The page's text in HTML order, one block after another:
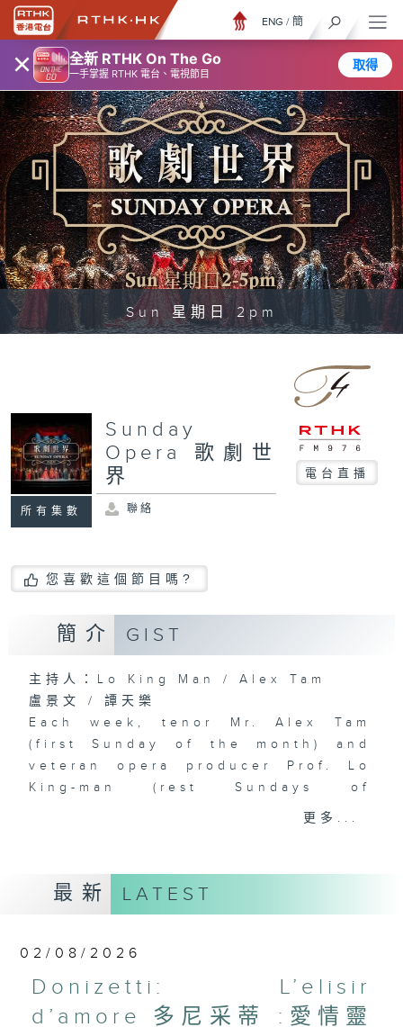
× 全新 RTHK On The Go
一手掌握 RTHK 電台、電視節目
取得
ENG / 簡
Sun 星期日 2pm
所有集數
Sunday
Opera 歌劇世
界
電台直播
聯絡
您喜歡這個節目嗎?
簡介 GIST
主持人：Lo King Man / Alex Tam
盧景文 / 譚天樂
Each week, tenor Mr. Alex Tam
(first Sunday of the month) and
veteran opera producer Prof. Lo
King-man (rest Sundays of
the month) will present you with
每星期，男高音譚天樂先生 ( 每月首星期日
) 和資深歌劇監製盧景文教授 ( 餘下星期日
) ，為你精選一套歌劇精品！
更多...
最新 LATEST
02/08/2026
Donizetti: L’elisir
d’amore 多尼采蒂 :愛情靈